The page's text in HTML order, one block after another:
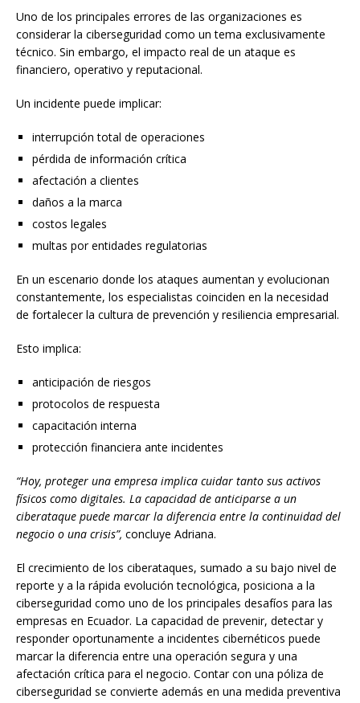
Uno de los principales errores de las organizaciones es
considerar la ciberseguridad como un tema exclusivamente
técnico. Sin embargo, el impacto real de un ataque es
financiero, operativo y reputacional.
Un incidente puede implicar:
interrupción total de operaciones
pérdida de información crítica
afectación a clientes
daños a la marca
costos legales
multas por entidades regulatorias
En un escenario donde los ataques aumentan y evolucionan
constantemente, los especialistas coinciden en la necesidad
de fortalecer la cultura de prevención y resiliencia empresarial.
Esto implica:
anticipación de riesgos
protocolos de respuesta
capacitación interna
protección financiera ante incidentes
“Hoy, proteger una empresa implica cuidar tanto sus activos
físicos como digitales. La capacidad de anticiparse a un
ciberataque puede marcar la diferencia entre la continuidad del
negocio o una crisis”, concluye Adriana.
El crecimiento de los ciberataques, sumado a su bajo nivel de
reporte y a la rápida evolución tecnológica, posiciona a la
ciberseguridad como uno de los principales desafíos para las
empresas en Ecuador. La capacidad de prevenir, detectar y
responder oportunamente a incidentes cibernéticos puede
marcar la diferencia entre una operación segura y una
afectación crítica para el negocio. Contar con una póliza de
ciberseguridad se convierte además en una medida preventiva